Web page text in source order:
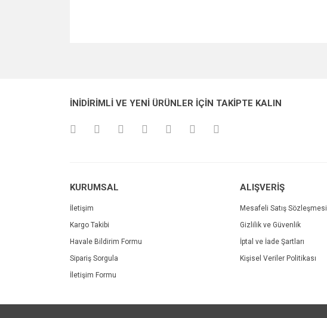
Ürün açıklamasında eksik bilgiler bulunuyor.
İNİDİRİMLİ VE YENİ ÜRÜNLER İÇİN TAKİPTE KALIN
KURUMSAL
İletişim
Kargo Takibi
Havale Bildirim Formu
Sipariş Sorgula
İletişim Formu
ALIŞVERİŞ
Mesafeli Satış Sözleşmesi
Gizlilik ve Güvenlik
İptal ve İade Şartları
Kişisel Veriler Politikası